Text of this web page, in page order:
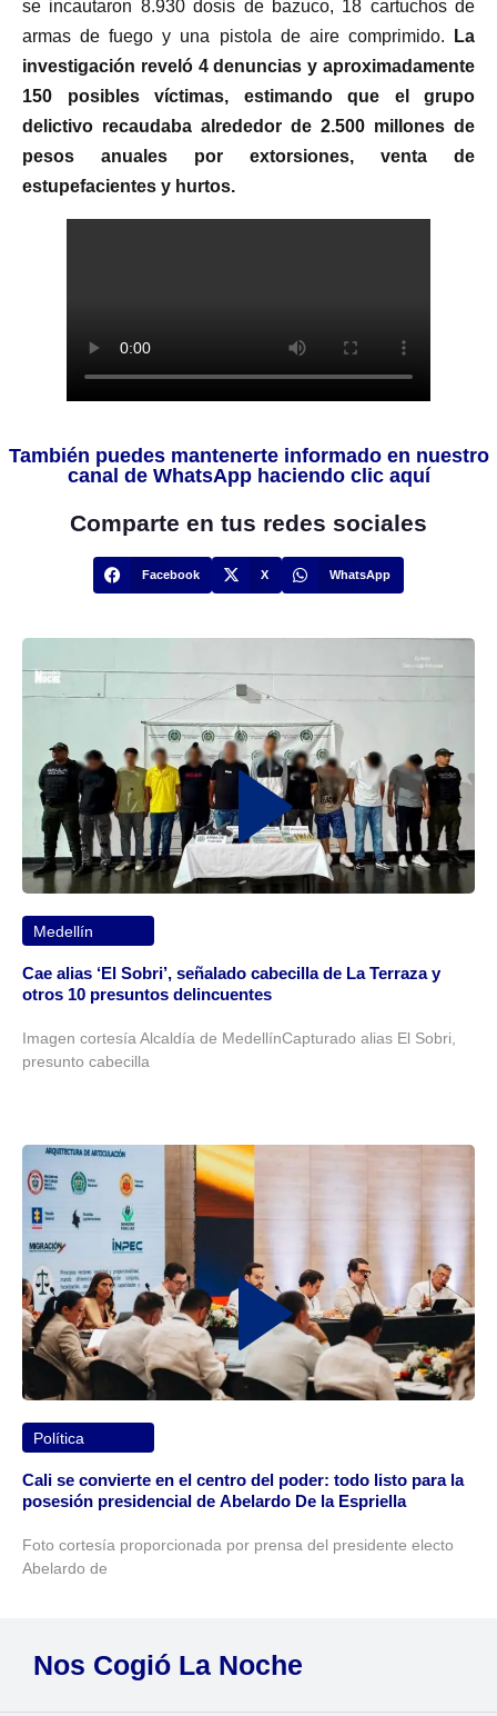
se incautaron 8.930 dosis de bazuco, 18 cartuchos de
armas de fuego y una pistola de aire comprimido.
La
investigación reveló 4 denuncias y aproximadamente
150 posibles víctimas, estimando que el grupo
delictivo recaudaba alrededor de 2.500 millones de
pesos anuales por extorsiones, venta de
estupefacientes y hurtos.
También puedes mantenerte informado en nuestro
canal de WhatsApp haciendo clic aquí
Comparte en tus redes sociales
Facebook X WhatsApp
Medellín
Cae alias ‘El Sobri’, señalado cabecilla de La Terraza y
otros 10 presuntos delincuentes
Imagen cortesía Alcaldía de MedellínCapturado alias El Sobri,
presunto cabecilla
Política
Cali se convierte en el centro del poder: todo listo para la
posesión presidencial de Abelardo De la Espriella
Foto cortesía proporcionada por prensa del presidente electo
Abelardo de
Nos Cogió La Noche